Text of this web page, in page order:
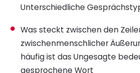
Unterschiedliche
Was steckt zwischen den
zwischenmenschlicher
häufig ist das Ungesagte
gesprochene Wort